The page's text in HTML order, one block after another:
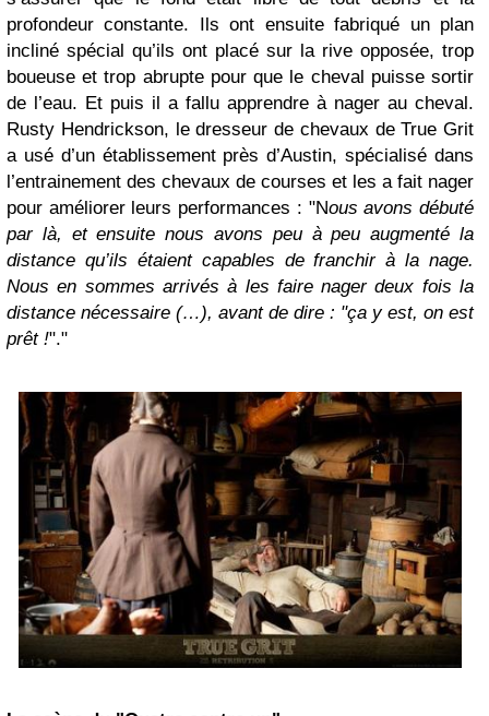
profondeur constante. Ils ont ensuite fabriqué un plan
incliné spécial qu’ils ont placé sur la rive opposée, trop
boueuse et trop abrupte pour que le cheval puisse sortir
de l’eau. Et puis il a fallu apprendre à nager au cheval.
Rusty Hendrickson, le dresseur de chevaux de True Grit
a usé d’un établissement près d’Austin, spécialisé dans
l’entrainement des chevaux de courses et les a fait nager
pour améliorer leurs performances : "Nous avons débuté
par là, et ensuite nous avons peu à peu augmenté la
distance qu’ils étaient capables de franchir à la nage.
Nous en sommes arrivés à les faire nager deux fois la
distance nécessaire (…), avant de dire : "ça y est, on est
prêt !"."